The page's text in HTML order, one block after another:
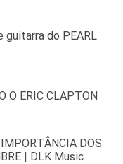
guitarra do PEARL
O ERIC CLAPTON
DOS
| DLK Music